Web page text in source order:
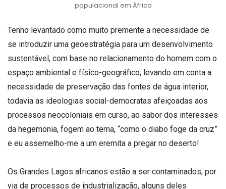
populacional em África
Tenho levantado como muito premente a necessidade de
se introduzir uma geoestratégia para um desenvolvimento
sustentável, com base no relacionamento do homem com o
espaço ambiental e físico-geográfico, levando em conta a
necessidade de preservação das fontes de água interior,
todavia as ideologias social-democratas afeiçoadas aos
processos neocoloniais em curso, ao sabor dos interesses
da hegemonia, fogem ao tema, “como o diabo foge da cruz”
e eu assemelho-me a um eremita a pregar no deserto!
Os Grandes Lagos africanos estão a ser contaminados, por
via de processos de industrialização, alguns deles